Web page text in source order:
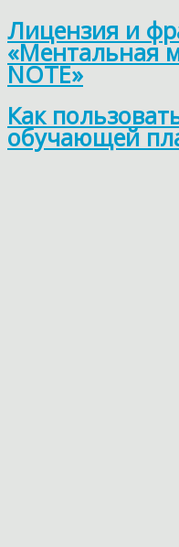
Лицензия и
«Ментальная
NOTE»
Как
обучающей